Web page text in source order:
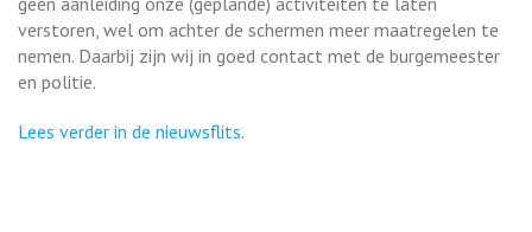
verstoren, wel om achter de schermen meer maatregelen te
nemen. Daarbij zijn wij in goed contact met de burgemeester
en politie.
Lees verder in de nieuwsflits.